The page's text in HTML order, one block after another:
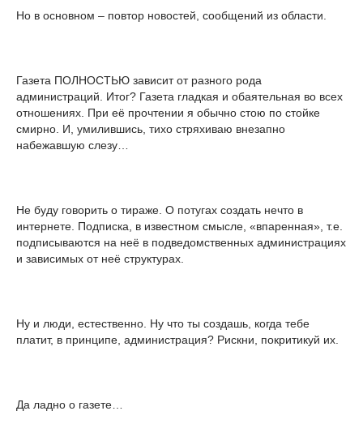
Но в основном – повтор новостей, сообщений из области.
Газета ПОЛНОСТЬЮ зависит от разного рода
администраций. Итог? Газета гладкая и обаятельная во всех
отношениях. При её прочтении я обычно стою по стойке
смирно. И, умилившись, тихо стряхиваю внезапно
набежавшую слезу…
Не буду говорить о тираже. О потугах создать нечто в
интернете. Подписка, в известном смысле, «впаренная», т.е.
подписываются на неё в подведомственных администрациях
и зависимых от неё структурах.
Ну и люди, естественно. Ну что ты создашь, когда тебе
платит, в принципе, администрация? Рискни, покритикуй их.
Да ладно о газете…